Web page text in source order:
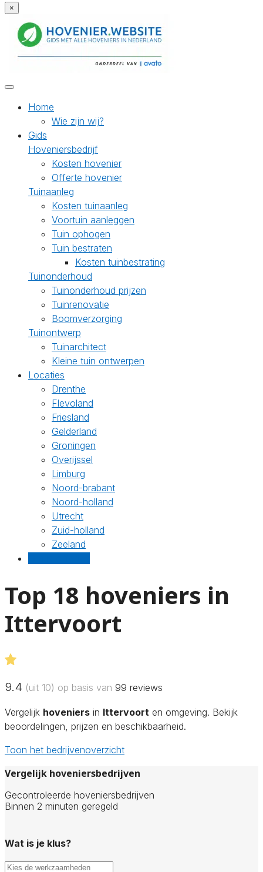
×
Home
Wie zijn wij?
Gids
Hoveniersbedrijf
Kosten hovenier
Offerte hovenier
Tuinaanleg
Kosten tuinaanleg
Voortuin aanleggen
Tuin ophogen
Tuin bestraten
Kosten tuinbestrating
Tuinonderhoud
Tuinonderhoud prijzen
Tuinrenovatie
Boomverzorging
Tuinontwerp
Tuinarchitect
Kleine tuin ontwerpen
Locaties
Drenthe
Flevoland
Friesland
Gelderland
Groningen
Overijssel
Limburg
Noord-brabant
Noord-holland
Utrecht
Zuid-holland
Zeeland
Top 18 hoveniers in
Ittervoort
9.4 (uit 10) op basis van 99 reviews
Vergelijk hoveniers in Ittervoort en omgeving. Bekijk
beoordelingen, prijzen en beschikbaarheid.
Toon het bedrijvenoverzicht
Vergelijk hoveniersbedrijven
Gecontroleerde hoveniersbedrijven
Binnen 2 minuten geregeld
Wat is je klus?